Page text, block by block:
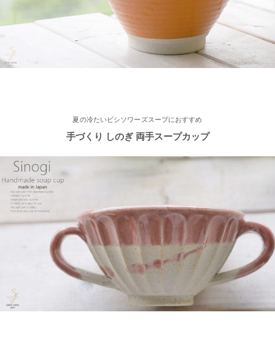
≪新着商品≫ 映える食卓
トルコブルーのきれいな器、入荷し
≪おすすめ≫春の陽気 かわいい桜のお茶碗♪
2023/2/21
≪おすすめ≫お世話になったあの人に…感謝を伝えるおすすめギ
フト♪
2023/2/16
≪新着商品≫ ほんわかかわいい♡椿の器、入荷しました♪
2023/2/13
夏の冷たいビシソワーズスープにおすすめ
手づくり しのぎ 両手スープカップ